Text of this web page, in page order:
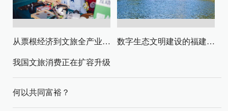
从票根经济到文旅全产业链升级 数字生态文明建设的福建路径与启示
我国文旅消费正在扩容升级
何以共同富裕？